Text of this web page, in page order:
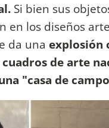
Si bien sus
en los diseños
da una explosión
de arte
"casa de